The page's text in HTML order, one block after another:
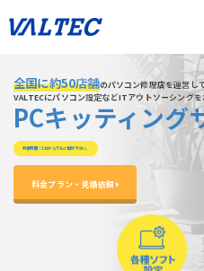
全国に約50店舗のパソコン修理店を運営し
VALTECにパソコン設定などITアウトソーシング
PCキッティング
料金明朗！1台からでもご相談下さい。
料金プラン・見積依頼
全国に約50店舗のパソコン修理店を運営し
VALTECにパソコン設定などITアウトソーシング
PCキッティング
料金明朗！1台からでもご相談下さい。
料金プラン・見積依頼
全国に約50店舗のパソコン修理店を運営し
VALTECにパソコン設定などITアウトソーシング
PCキッティング
料金明朗！1台からでもご相談下さい。
料金プラン・見積依頼